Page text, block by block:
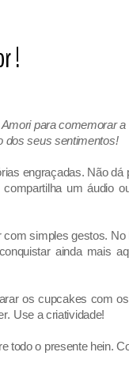
!
para comemorar
dos seus sentimentos!
engraçadas. Não dá
compartilha umáudio
com simples gestos. No
ainda mais
os cupcakes com
. Use a criatividade!
todo o presente hein.